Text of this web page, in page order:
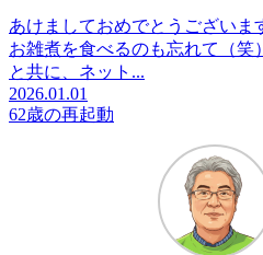
あけましておめでとうございま
お雑煮を食べるのも忘れて（
と共に、ネット...
2026.01.01
62歳の再起動